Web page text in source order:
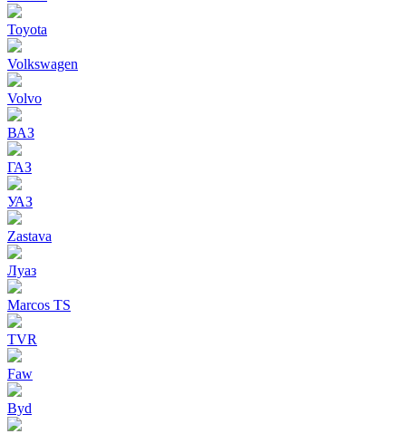
Toyota
Volkswagen
Volvo
ВАЗ
ГАЗ
УАЗ
Zastava
Луаз
Marcos TS
TVR
Faw
Byd